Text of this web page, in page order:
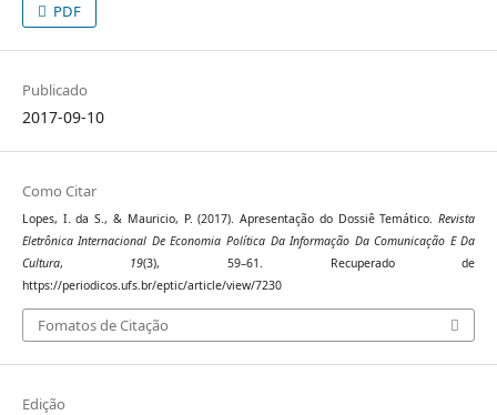
PDF
Publicado
2017-09-10
Como Citar
Lopes, I. da S., & Mauricio, P. (2017). Apresentação do Dossiê Temático.Revista
Eletrônica Internacional De Economia Política Da Informação Da Comunicação E Da
Cultura, 19(3), 59–61. Recuperado de
https://periodicos.ufs.br/eptic/article/view/7230
Fomatos de Citação
Edição